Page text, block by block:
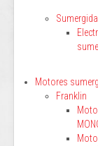
Motores
Franklin